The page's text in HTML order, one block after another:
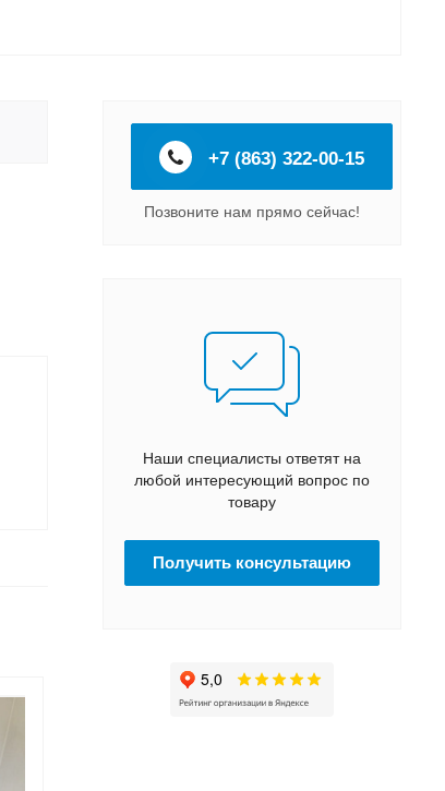
+7 (863) 322-00-15
Позвоните нам прямо сейчас!
Наши специалисты ответят на
любой интересующий вопрос по
товару
Получить консультацию